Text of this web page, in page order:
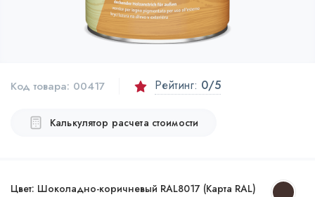
Код товара: 00417 Рейтинг: 0/5
Калькулятор расчета стоимости
Цвет: Шоколадно-коричневый RAL8017 (Карта RAL)